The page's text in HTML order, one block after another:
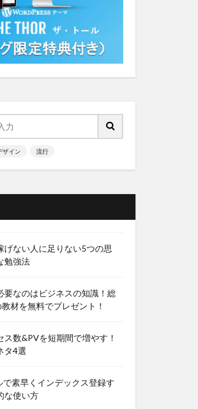
ザイン 流行
げない人に足りない5つの思
勉強法
要なのはビジネスの知識！総
材を無料でプレゼント！
ス数&PVを短期間で増やす！
タ4選
で素早くインデックス登録す
な使い方